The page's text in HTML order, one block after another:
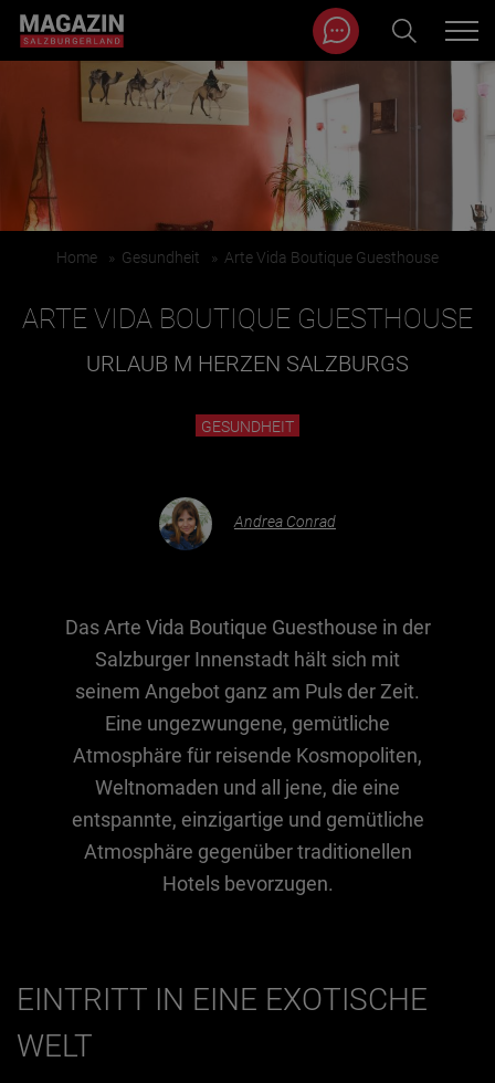
Zum Inhalt springen
BEITRÄGE IN MEINER NÄHE
BEITRÄGE IN MEINER NÄHE ANZEIGEN
Gesundheit
Nachhaltigkeit
Kunst & Kultur
Hotel & Reise
Jänner
Magazin durchsuchen...
Home » Gesundheit » Arte Vida Boutique Guesthouse
ARTE VIDA BOUTIQUE GUESTHOUSE
URLAUB M HERZEN SALZBURGS
GESUNDHEIT
Andrea Conrad
Das Arte Vida Boutique Guesthouse in der
Salzburger Innenstadt hält sich mit
seinem Angebot ganz am Puls der Zeit.
Eine ungezwungene, gemütliche
Atmosphäre für reisende Kosmopoliten,
Weltnomaden und all jene, die eine
entspannte, einzigartige und gemütliche
Atmosphäre gegenüber traditionellen
Hotels bevorzugen.
EINTRITT IN EINE EXOTISCHE
WELT